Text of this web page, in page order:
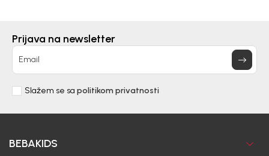
Prijava na newsletter
Email
Slažem se sa politikom privatnosti
BEBAKIDS